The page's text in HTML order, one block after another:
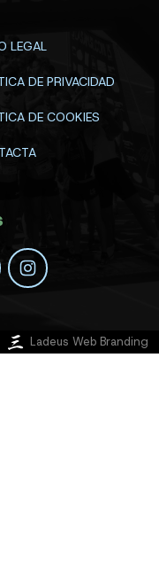
LEGAL
DE PRIVACIDAD
DE COOKIES
Ladeus Web Branding